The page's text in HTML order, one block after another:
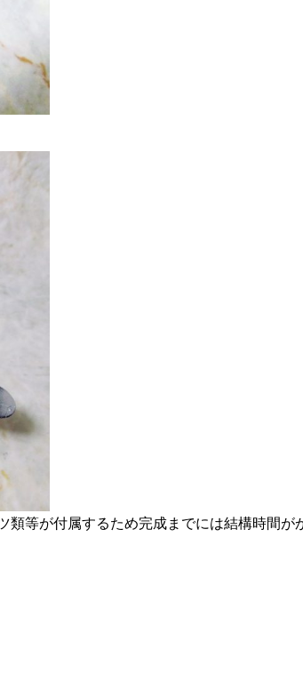
等が付属するため完成までには結構時間が